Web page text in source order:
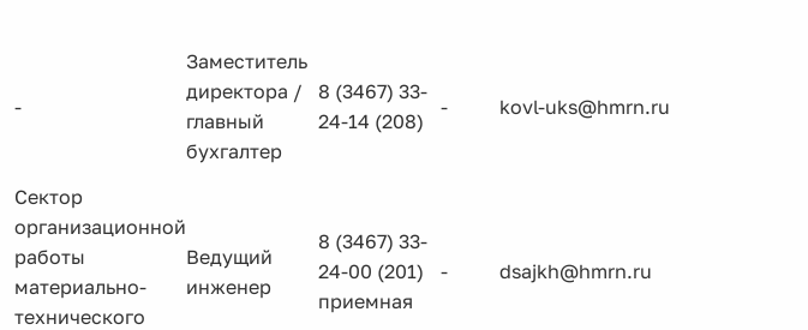
-
Заместитель
директора /
главный
бухгалтер
8 (3467) 33-
24-14 (208)
- kovl-uks@hmrn.ru
Сектор
организационной
работы
материально-
технического
Ведущий
инженер
8 (3467) 33-
24-00 (201)
приемная
- dsajkh@hmrn.ru